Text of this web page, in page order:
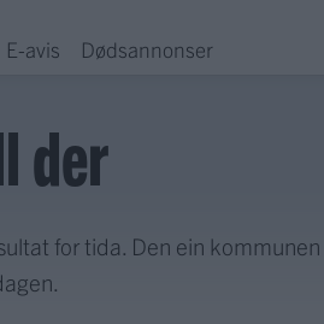
E-avis Dødsannonser
der
for tida. Den ein